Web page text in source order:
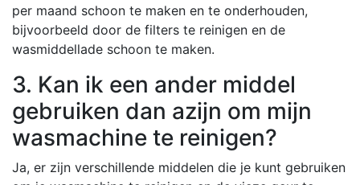
per maand schoon te maken en te onderhouden,
bijvoorbeeld door de filters te reinigen en de
wasmiddellade schoon te maken.
3. Kan ik een ander middel
gebruiken dan azijn om mijn
wasmachine te reinigen?
Ja, er zijn verschillende middelen die je kunt gebruiken